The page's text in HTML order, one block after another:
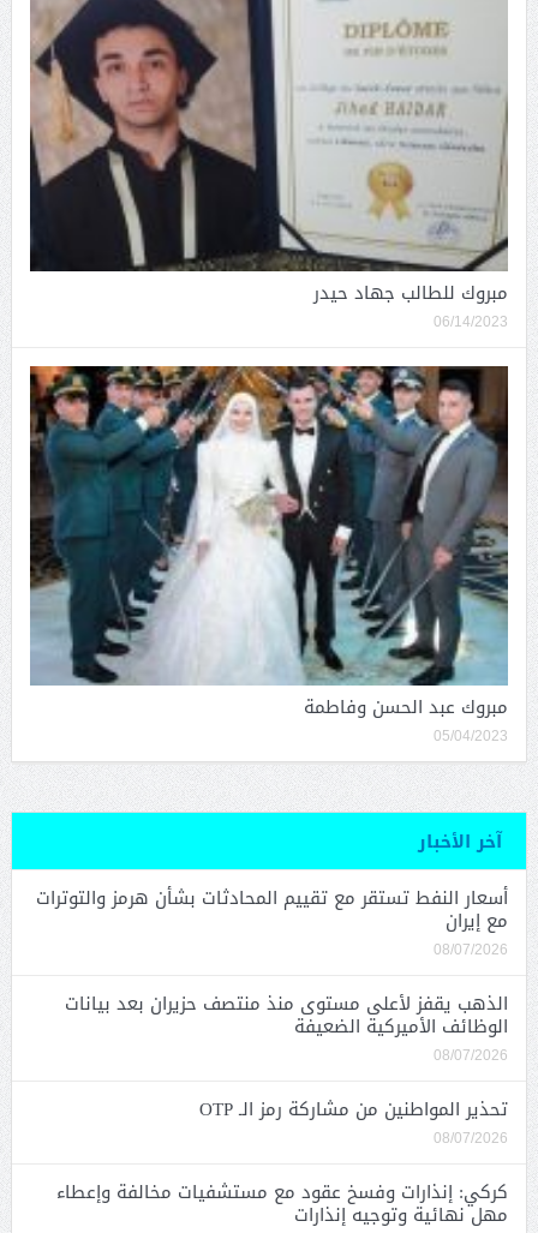
مبروك للطالب جهاد حيدر
06/14/2023
مبروك عبد الحسن وفاطمة
05/04/2023
آخر الأخبار
أسعار النفط تستقر مع تقييم المحادثات بشأن هرمز والتوترات
مع إيران
08/07/2026
الذهب يقفز لأعلى مستوى منذ منتصف حزيران بعد بيانات
الوظائف الأميركية الضعيفة
08/07/2026
تحذير المواطنين من مشاركة رمز الـ OTP
08/07/2026
كركي: إنذارات وفسخ عقود مع مستشفيات مخالفة وإعطاء
مهل نهائية وتوجيه إنذارات